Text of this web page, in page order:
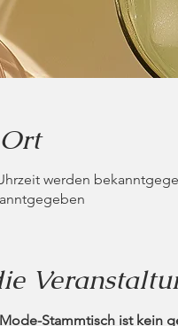
werden
Stammtisch ist kein